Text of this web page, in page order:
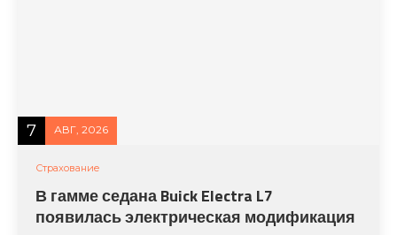
7 АВГ, 2026
Страхование
В гамме седана Buick Electra L7
появилась электрическая модификация